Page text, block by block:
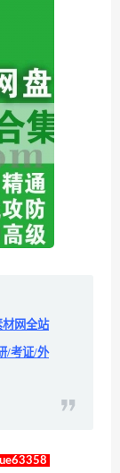
网全站
/考证/外